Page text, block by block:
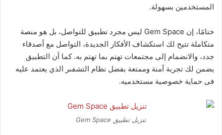
المستخدمين بسهولة.
ختامًا، إن Gem Space ليس مجرد تطبيق للتواصل، بل هو منصة
متكاملة تتيح لك استكشاف الأفكار الجديدة، التواصل مع أصدقاء
جدد، والانضمام إلى مجتمعات تهتم بما تهتم به. كما أن التطبيق
يضمن لك تجربة آمنة وممتعة بفضل نظام التشفىر الذي يعتمد عليه
فى حماية خصوصية مستخدميه.
تنزيل تطبيق Gem Space